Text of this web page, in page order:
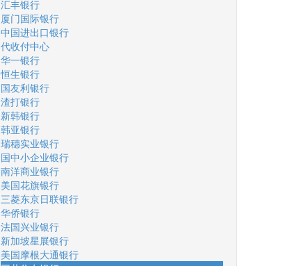
汇丰银行
厦门国际银行
中国进出口银行
代收付中心
华一银行
恒生银行
国友利银行
渣打银行
新韩银行
韩亚银行
瑞穗实业银行
国中小企业银行
南洋商业银行
美国花旗银行
三菱东京日联银行
华侨银行
法国兴业银行
新加坡星展银行
美国摩根大通银行